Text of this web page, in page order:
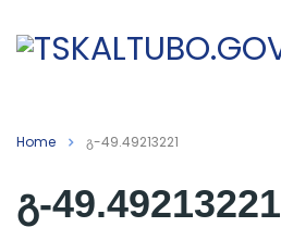
Home გ-49.49213221
გ-49.49213221